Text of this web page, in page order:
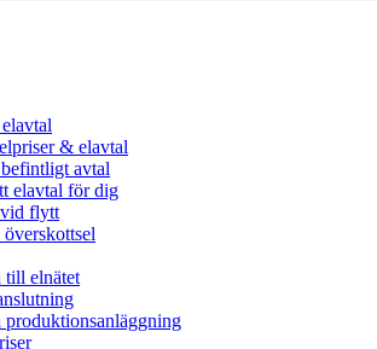
& elavtal
avtal
elavtal för dig
flytt
till elnätet
produktionsanläggning